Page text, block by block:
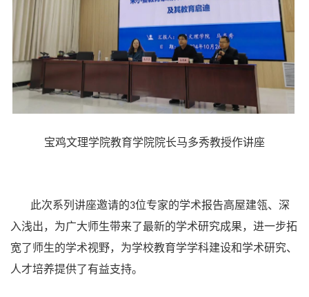
宝鸡文理学院教育学院院长马多秀教授作讲座
此次系列讲座邀请的3位专家的学术报告高屋建瓴、深
入浅出，为广大师生带来了最新的学术研究成果，进一步拓
宽了师生的学术视野，为学校教育学学科建设和学术研究、
人才培养提供了有益支持。